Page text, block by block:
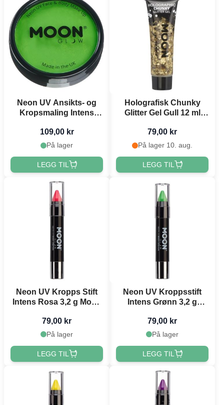
Neon UV Ansikts- og
Kropsmaling Intens
Creations
109,00 kr
På lager
LEGG TIL
Holografisk Chunky
Glitter Gel Gull 12 ml
79,00 kr
På lager 10. aug.
LEGG TIL
Neon UV Kropps Stift
Intens Rosa 3,2 g Moon
79,00 kr
På lager
LEGG TIL
Neon UV Kroppsstift
Intens Grønn 3,2 g
79,00 kr
På lager
LEGG TIL